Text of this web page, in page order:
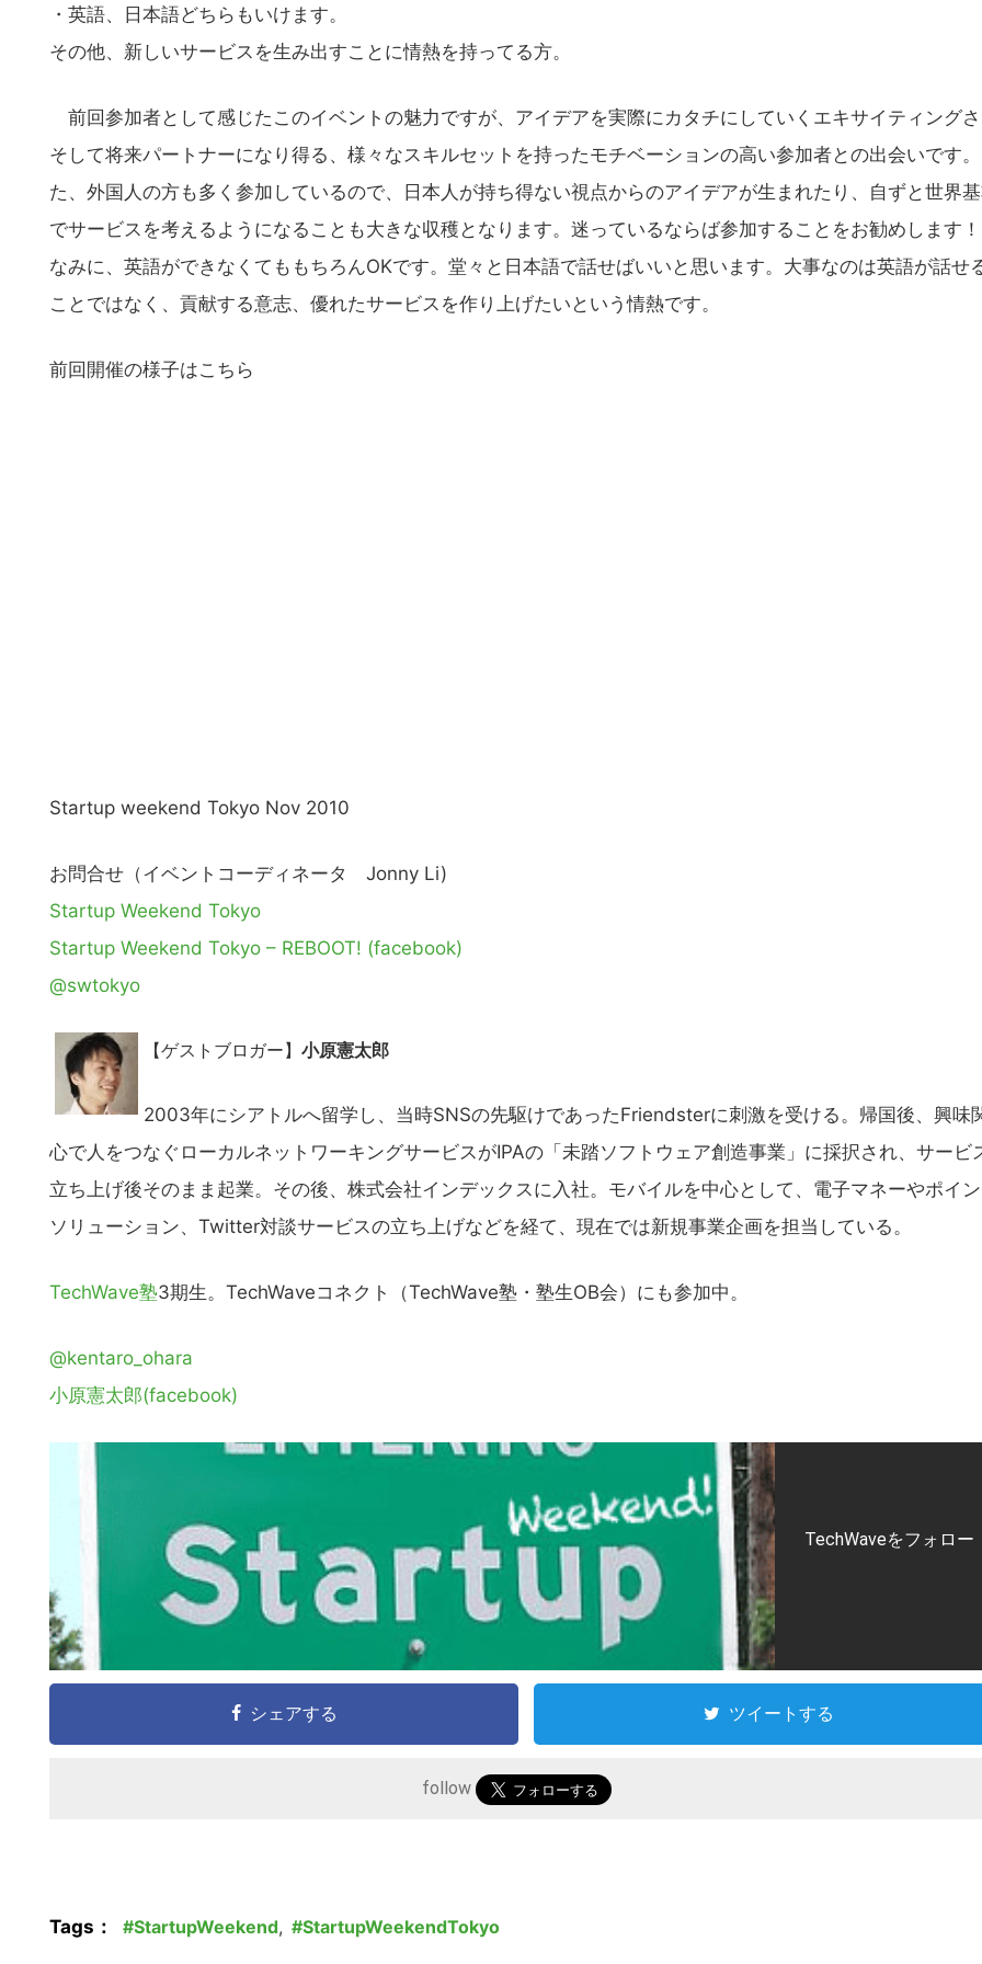
・英語、日本語どちらもいけます。
その他、新しいサービスを生み出すことに情熱を持ってる方。
前回参加者として感じたこのイベントの魅力ですが、アイデアを実際にカタチにしていくエキサイティングさ
そして将来パートナーになり得る、様々なスキルセットを持ったモチベーションの高い参加者との出会いです。
た、外国人の方も多く参加しているので、日本人が持ち得ない視点からのアイデアが生まれたり、自ずと世界
でサービスを考えるようになることも大きな収穫となります。迷っているならば参加することをお勧めします
なみに、英語ができなくてももちろんOKです。堂々と日本語で話せばいいと思います。大事なのは英語が話せ
ことではなく、貢献する意志、優れたサービスを作り上げたいという情熱です。
前回開催の様子はこちら
Startup weekend Tokyo Nov 2010
お問合せ（イベントコーディネータ Jonny Li)
Startup Weekend Tokyo
Startup Weekend Tokyo – REBOOT! (facebook)
@swtokyo
【ゲストブロガー】 小原憲太郎
2003年にシアトルへ留学し、当時SNSの先駆けであったFriendsterに刺激を受ける。帰国後、興味
心で人をつなぐローカルネットワーキングサービスがIPAの「未踏ソフトウェア創造事業」に採択され、サービ
立ち上げ後そのまま起業。その後、株式会社インデックスに入社。モバイルを中心として、電子マネーやポイン
ソリューション、Twitter対談サービスの立ち上げなどを経て、現在では新規事業企画を担当している。
TechWave塾3期生。TechWaveコネクト（TechWave塾・塾生OB会）にも参加中。
@kentaro_ohara
小原憲太郎(facebook)
TechWaveをフォロー
シェアする ツイートする
follow
Tags： StartupWeekend, StartupWeekendTokyo